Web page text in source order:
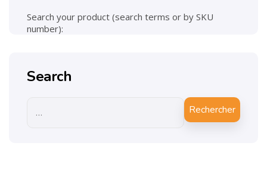
Search your product (search terms or by SKU
number):
Search
Rechercher